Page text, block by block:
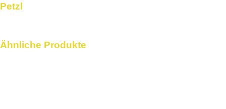
Petzl
Ähnliche Produkte